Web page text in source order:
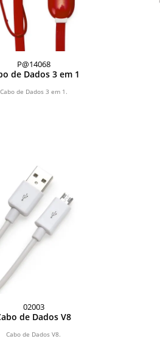
P@14068
de Dados 3 em 1
Cabo de Dados 3 em 1.
02003
de Dados V8
Cabo de Dados V8.